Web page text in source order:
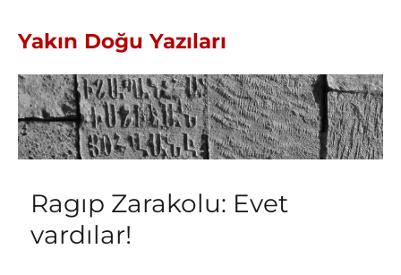
Yakın Doğu Yazıları
Ragıp Zarakolu: Evet
vardılar!